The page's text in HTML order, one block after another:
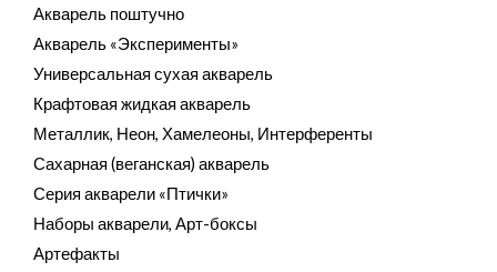
Акварель поштучно
Акварель «Эксперименты»
Универсальная сухая акварель
Крафтовая жидкая акварель
Металлик, Неон, Хамелеоны, Интерференты
Сахарная (веганская) акварель
Серия акварели «Птички»
Наборы акварели, Арт-боксы
Артефакты